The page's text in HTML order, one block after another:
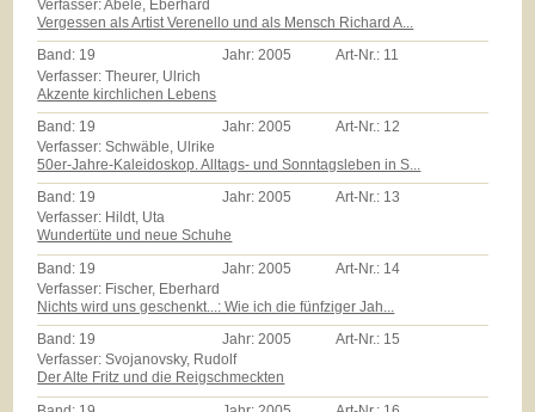
Verfasser: Abele, Eberhard
Vergessen als Artist Verenello und als Mensch Richard A...
Band: 19 Jahr:2005 Art-Nr.: 11
Verfasser: Theurer, Ulrich
Akzente kirchlichen Lebens
Band: 19 Jahr:2005 Art-Nr.: 12
Verfasser: Schwäble, Ulrike
50er-Jahre-Kaleidoskop. Alltags- und Sonntagsleben in S...
Band: 19 Jahr:2005 Art-Nr.: 13
Verfasser: Hildt, Uta
Wundertüte und neue Schuhe
Band: 19 Jahr: 2005 Art-Nr.: 14
Verfasser: Fischer, Eberhard
Nichts wird uns geschenkt...: Wie ich die fünfziger Jah...
Band: 19 Jahr:2005 Art-Nr.: 15
Verfasser: Svojanovsky, Rudolf
Der Alte Fritz und die Reigschmeckten